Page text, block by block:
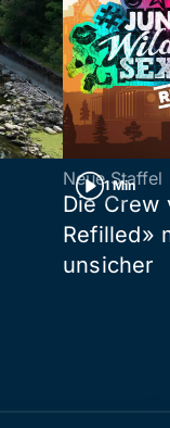
1 Min
Neue Staffel
Die Crew
Refilled»
unsicher